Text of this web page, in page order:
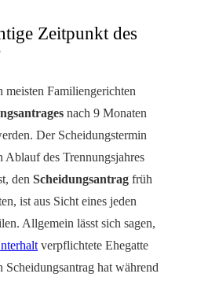
Zeitpunkt des
meisten Familiengerichten
nach 9 Monaten
Der Scheidungstermin
Ablauf des Trennungsjahres
den Scheidungsantrag früh
ist aus Sicht eines jeden
Allgemein lässt sich sagen,
verpflichtete Ehegatte
Scheidungsantrag hat während